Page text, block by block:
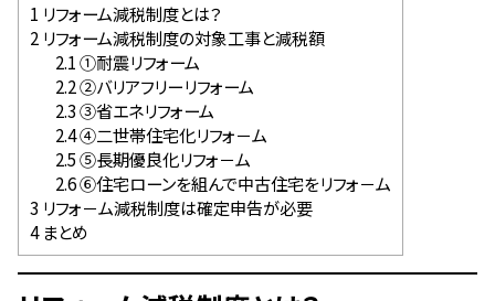
1 リフォーム減税制度とは？
2 リフォーム減税制度の対象工事と減税額
2.1①耐震リフォーム
2.2②バリアフリーリフォーム
2.3③省エネリフォーム
2.4④二世帯住宅化リフォ－ム
2.5⑤長期優良化リフォ－ム
2.6⑥住宅ローンを組んで中古住宅をリフォ－ム
3 リフォ－ム減税制度は確定申告が必要
4まとめ